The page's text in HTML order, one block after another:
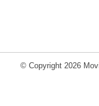
© Copyright 2026